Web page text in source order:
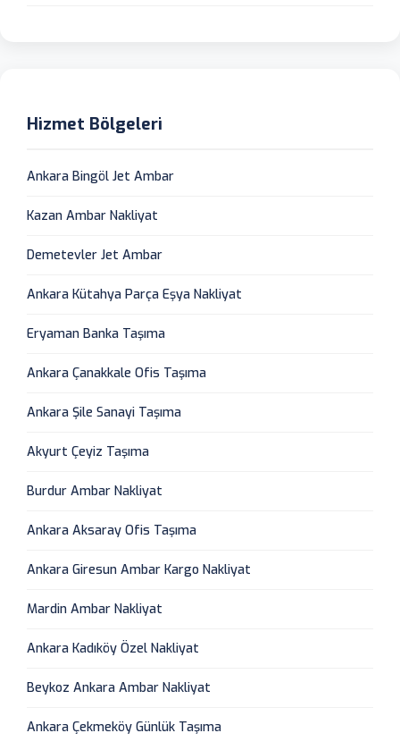
Hizmet Bölgeleri
Ankara Bingöl Jet Ambar
Kazan Ambar Nakliyat
Demetevler Jet Ambar
Ankara Kütahya Parça Eşya Nakliyat
Eryaman Banka Taşıma
Ankara Çanakkale Ofis Taşıma
Ankara Şile Sanayi Taşıma
Akyurt Çeyiz Taşıma
Burdur Ambar Nakliyat
Ankara Aksaray Ofis Taşıma
Ankara Giresun Ambar Kargo Nakliyat
Mardin Ambar Nakliyat
Ankara Kadıköy Özel Nakliyat
Beykoz Ankara Ambar Nakliyat
Ankara Çekmeköy Günlük Taşıma